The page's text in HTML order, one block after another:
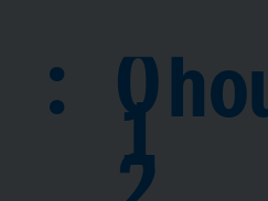
: 0
1